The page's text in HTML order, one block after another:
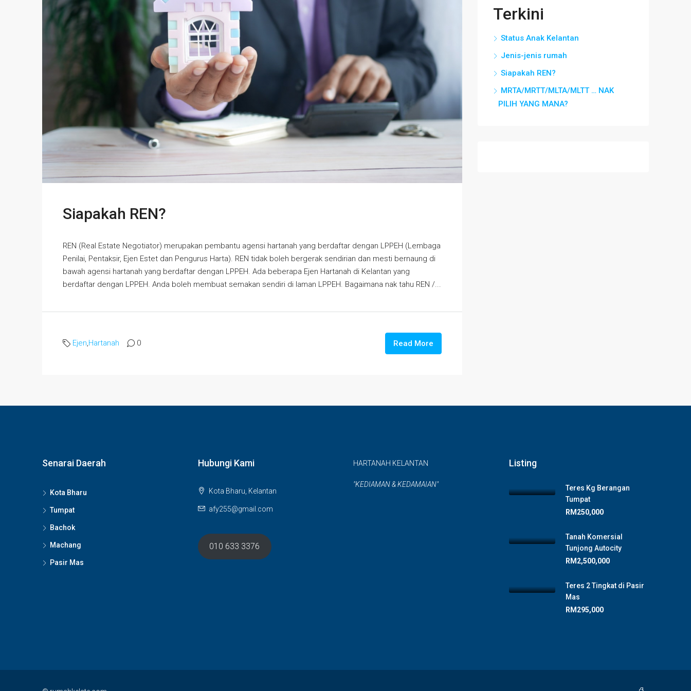
Siapakah REN?
REN (Real Estate Negotiator) merupakan pembantu agensi hartanah yang berdaftar dengan LPPEH (Lembaga
Penilai, Pentaksir, Ejen Estet dan Pengurus Harta). REN tidak boleh bergerak sendirian dan mesti bernaung di
bawah agensi hartanah yang berdaftar dengan LPPEH. Ada beberapa Ejen Hartanah di Kelantan yang
berdaftar dengan LPPEH. Anda boleh membuat semakan sendiri di laman LPPEH. Bagaimana nak tahu REN /...
Ejen,Hartanah 0 Read More
Terkini
Status Anak Kelantan
Jenis-jenis rumah
Siapakah REN?
MRTA/MRTT/MLTA/MLTT … NAK
PILIH YANG MANA?
Senarai Daerah
Kota Bharu
Tumpat
Bachok
Machang
Pasir Mas
Hubungi Kami
Kota Bharu, Kelantan
afy255@gmail.com
010 633 3376
HARTANAH KELANTAN
"KEDIAMAN & KEDAMAIAN"
Listing
Teres Kg Berangan
Tumpat
RM250,000
Tanah Komersial
Tunjong Autocity
RM2,500,000
Teres 2 Tingkat di Pasir
Mas
RM295,000